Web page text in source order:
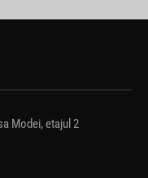
Modei, etajul 2